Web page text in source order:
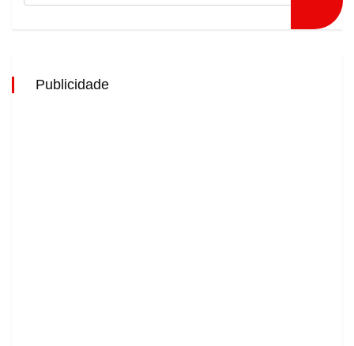
Publicidade